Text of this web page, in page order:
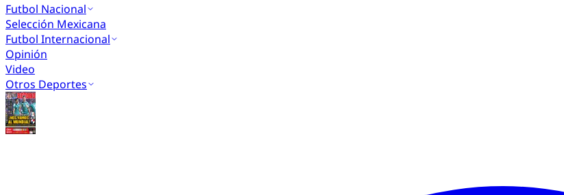
Futbol Nacional
Selección Mexicana
Futbol Internacional
Opinión
Video
Otros Deportes